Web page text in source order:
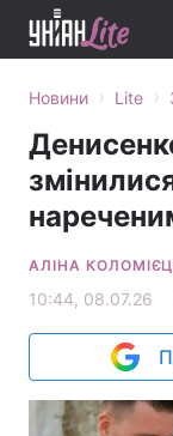
Новини › Lite ›
АЛІНА
10:44, 08.07.26